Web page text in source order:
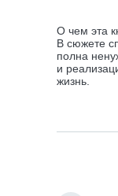
О чем эта
В сюжете
полна
и
жизнь.